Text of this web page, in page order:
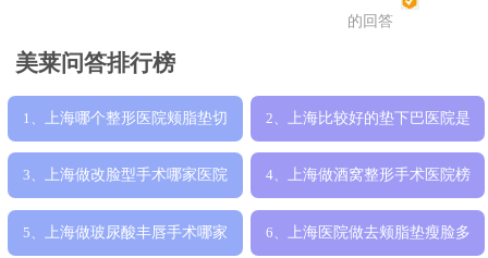
的回答
美莱问答排行榜
1、 上海哪个整形医院颊脂垫切
除手术比较好
2、 上海比较好的垫下巴医院是
哪家，哪家医
3、 上海做改脸型手术哪家医院
技术好些，真
4、 上海做酒窝整形手术医院榜
单，力荐上海
5、 上海做玻尿酸丰唇手术哪家 6、 上海医院做去颊脂垫瘦脸多